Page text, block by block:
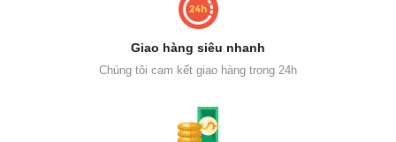
Giao hàng siêu nhanh
Chúng tôi cam kết giao hàng trong 24h